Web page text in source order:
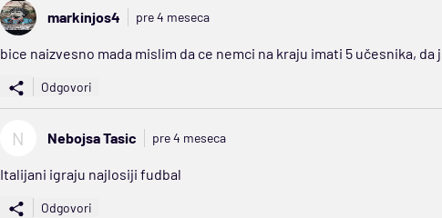
markinjos4 pre 4 meseca
bice naizvesno mada mislim da ce nemci na kraju imati 5 učesnika,
Odgovori
N Nebojsa Tasic pre 4 meseca
Italijani igraju najlosiji fudbal
Odgovori